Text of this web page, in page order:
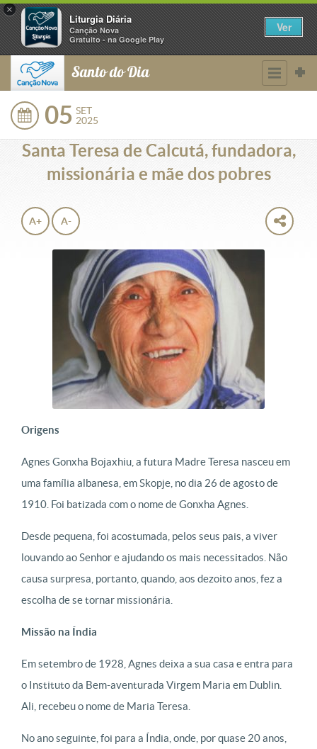
×
Liturgia Diária
Canção Nova
Gratuito - na Google Play
Ver
Santo do Dia
05 SET
2025
Santa Teresa de Calcutá, fundadora,
missionária e mãe dos pobres
A+ A-
Origens
Agnes Gonxha Bojaxhiu, a futura Madre Teresa nasceu em
uma família albanesa, em Skopje, no dia 26 de agosto de
1910. Foi batizada com o nome de Gonxha Agnes.
Desde pequena, foi acostumada, pelos seus pais, a viver
louvando ao Senhor e ajudando os mais necessitados. Não
causa surpresa, portanto, quando, aos dezoito anos, fez a
escolha de se tornar missionária.
Missão na Índia
Em setembro de 1928, Agnes deixa a sua casa e entra para
o Instituto da Bem-aventurada Virgem Maria em Dublin.
Ali, recebeu o nome de Maria Teresa.
No ano seguinte, foi para a Índia, onde, por quase 20 anos,